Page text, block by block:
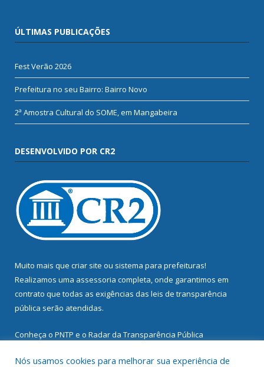
ÚLTIMAS PUBLICAÇÕES
Fest Verão 2026
Prefeitura no seu Bairro: Bairro Novo
2ª Amostra Cultural do SOME, em Mangabeira
DESENVOLVIDO POR CR2
Muito mais que criar site ou sistema para prefeituras!
Realizamos uma assessoria completa, onde garantimos em
contrato que todas as exigências das leis de transparência
pública serão atendidas.
Conheça o PNTP e o Radar da Transparência Pública
Nós usamos cookies para melhorar sua experiência de